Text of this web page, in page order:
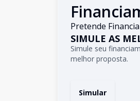
Pretende
SIMULE AS
Simule seu
melhor proposta.
Simular